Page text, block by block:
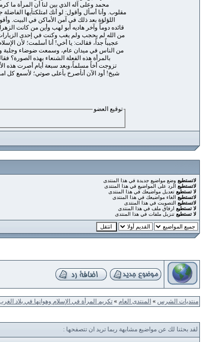
محمد وعلى آله الذي بين لنا أن المرأة ما
مقلوب. وأنا أسأل وأقول: لو أنك امتلكتأيها
اللؤلؤة بعد ذلك في آمن الأماكن في البيت.
قائده دوماً وآخر هاديه أبو لهب وأين من كانت
من الله لم يحجب ولم يغب وكنت في إحدى الزيارات
عجيباً جداً، فقالت: يا أخي! أنا أسلمت؛ لأن
من الناس في ميدان عام، وسمعت ضوضاء وجلبة
بالمرأة هذه الفعلة الشنعاء بهذه الصورة؟
تزوجت أخاً مسلماً،وبعد سبعة أيام أصرت هذه
شيخ! أود الآن أنأصرخ بأعلى صوتي؛ لأسمع كل
توقيع العضو
لاتستطيع وضع مواضيع جديدة في هذا المنتدى
لاتستطيع الرد على المواضيع في هذا المنتدى
لا تستطيع تعديل مواضيعك في هذا المنتدى
لاتستطيع الغاء مواضيعك في هذا المنتدى
لاتستطيع التصويت في هذا المنتدى
لا تستطيع ارفاق ملف في هذا المنتدى
لا تستطيع تنزيل ملفات في هذا المنتدى
منتديات الشرس » المنتدى العام » تكريم المرأة في الإسلام وهوانها في بلاد
لقد بحثنا لك عن مواضيع مشابهة ربما تريد ان تتصفحها :